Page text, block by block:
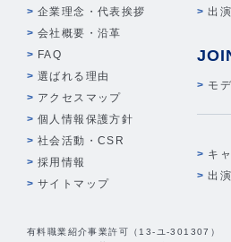
企業理念・代表挨拶
会社概要・沿革
FAQ
選ばれる理由
アクセスマップ
個人情報保護方針
社会活動・CSR
採用情報
サイトマップ
出
モ
キ
出
有料職業紹介事業許可（13-ユ-301307）